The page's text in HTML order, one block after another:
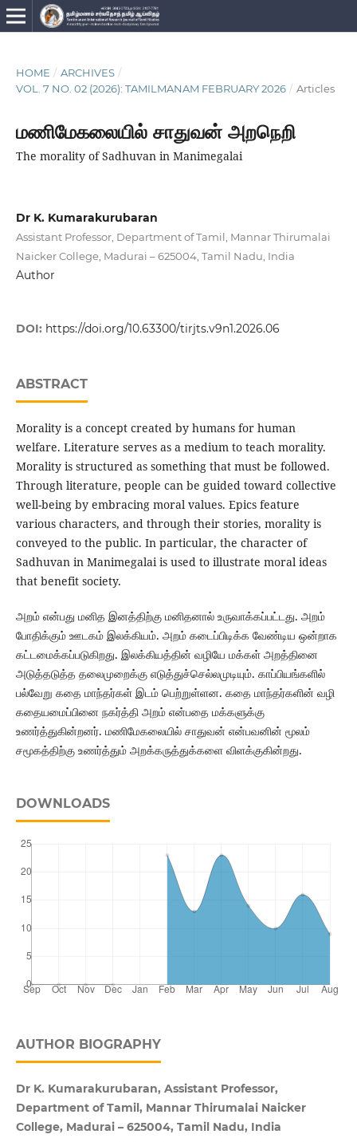
HOME / ARCHIVES /
VOL. 7 NO. 02 (2026): TAMILMANAM FEBRUARY 2026 / Articles
மணிமேகலையில் சாதுவன் அறநெறி
The morality of Sadhuvan in Manimegalai
Dr K. Kumarakurubaran
Assistant Professor, Department of Tamil, Mannar Thirumalai
Naicker College, Madurai – 625004, Tamil Nadu, India
Author
DOI: https://doi.org/10.63300/tirjts.v9n1.2026.06
ABSTRACT
Morality is a concept created by humans for human
welfare. Literature serves as a medium to teach morality.
Morality is structured as something that must be followed.
Through literature, people can be guided toward collective
well-being by embracing moral values. Epics feature
various characters, and through their stories, morality is
conveyed to the public. In particular, the character of
Sadhuvan in Manimegalai is used to illustrate moral ideas
that benefit society.
அறம் என்பது மனித இனத்திற்கு மனிதனால் உருவாக்கப்பட்டது. அறம்
போதிக்கும் ஊடகம் இலக்கியம். அறம் கடைப்பிடிக்க வேண்டிய ஒன்றாக
கட்டமைக்கப்படுகிறது. இலக்கியத்தின் வழியே மக்கள் அறத்தினை
அடுத்தடுத்த தலைமுறைக்கு எடுத்துச்செல்லமுடியும். காப்பியங்களில்
பல்வேறு கதை மாந்தர்கள் இடம் பெற்றுள்ளன. கதை மாந்தர்களின் வழி
கதையமைப்பினை நகர்த்தி அறம் என்பதை மக்களுக்கு
உணர்த்துகின்றனர். மணிமேகலையில் சாதுவன் என்பவனின் மூலம்
சமூகத்திற்கு உணர்த்தும் அறக்கருத்துக்களை விளக்குகின்றது.
DOWNLOADS
AUTHOR BIOGRAPHY
Dr K. Kumarakurubaran, Assistant Professor,
Department of Tamil, Mannar Thirumalai Naicker
College, Madurai – 625004, Tamil Nadu, India